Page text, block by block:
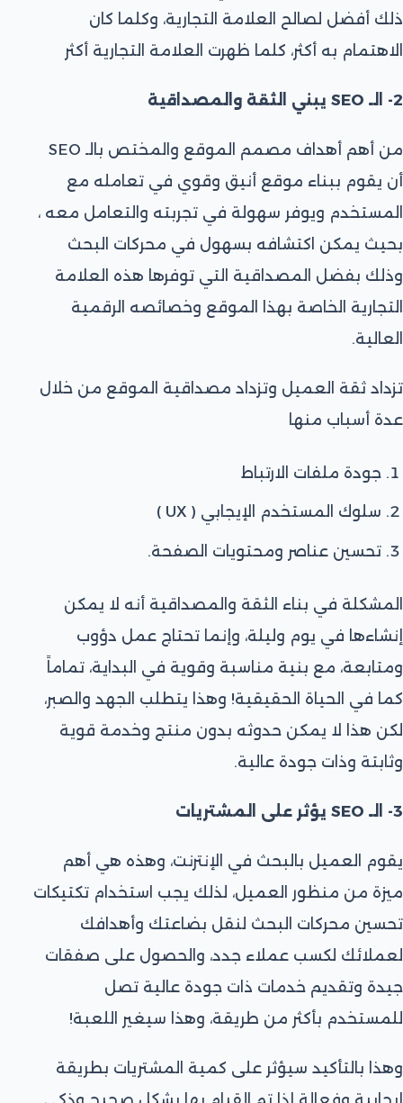
ذلك أفضل لصالح العلامة التجارية، وكلما كان
الاهتمام به أكثر، كلما ظهرت العلامة التجارية أكثر
2- الـ SEO يبني الثقة والمصداقية
من أهم أهداف مصمم الموقع والمختص بالـ SEO
أن يقوم ببناء موقع أنيق وقوي في تعامله مع
المستخدم ويوفر سهولة في تجربته والتعامل معه ،
بحيث يمكن اكتشافه بسهول في محركات البحث
وذلك بفضل المصداقية التي توفرها هذه العلامة
التجارية الخاصة بهذا الموقع وخصائصه الرقمية
العالية.
تزداد ثقة العميل وتزداد مصداقية الموقع من خلال
عدة أسباب منها
جودة ملفات الارتباط
سلوك المستخدم الإيجابي ( UX )
تحسين عناصر ومحتويات الصفحة.
المشكلة في بناء الثقة والمصداقية أنه لا يمكن
إنشاءها في يوم وليلة، وإنما تحتاج عمل دؤوب
ومتابعة، مع بنية مناسبة وقوية في البداية، تماماً
كما في الحياة الحقيقية! وهذا يتطلب الجهد والصبر،
لكن هذا لا يمكن حدوثه بدون منتج وخدمة قوية
وثابتة وذات جودة عالية.
3- الـ SEO يؤثر على المشتريات
يقوم العميل بالبحث في الإنترنت، وهذه هي أهم
ميزة من منظور العميل، لذلك يجب استخدام تكتيكات
تحسين محركات البحث لنقل بضاعتك وأهدافك
لعملائك لكسب عملاء جدد، والحصول على صفقات
جيدة وتقديم خدمات ذات جودة عالية تصل
للمستخدم بأكثر من طريقة، وهذا سيغير اللعبة!
وهذا بالتأكيد سيؤثر على كمية المشتريات بطريقة